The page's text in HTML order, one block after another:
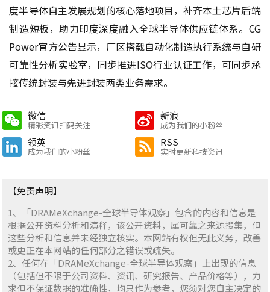
度半导体自主发展规划的核心落地项目，补齐本土芯片后端
制造短板，助力印度深度融入全球半导体供应链体系。CG
Power官方公告显示，厂区搭载自动化制造执行系统与自研
可靠性分析实验室，同步推进ISO行业认证工作，可同步承
接传统封装与先进封装两类业务需求。
微信
精彩资讯扫码关注
新浪
成为我们的小粉丝
领英
成为我们的小粉丝
RSS
实时更新科技资讯
【免责声明】
1、「DRAMeXchange-全球半导体观察」包含的内容和信息是
根据公开资料分析和演释，该公开资料，属可靠之来源搜集，但
这些分析和信息并未经独立核实。本网站有权但无此义务，改善
或更正在本网站的任何部分之错误或疏失。
2、任何在「DRAMeXchange-全球半导体观察」上出现的信息
（包括但不限于公司资料、资讯、研究报告、产品价格等），力
求但不保证数据的准确性，均只作为参考，您须对您自主决定的